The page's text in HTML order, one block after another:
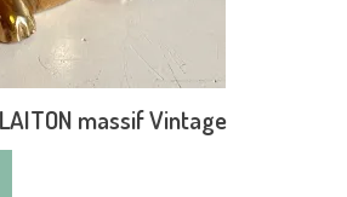
massif Vintage